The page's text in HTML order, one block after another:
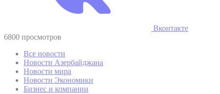
Вконтакте
6800 просмотров
Все новости
Новости Азербайджана
Новости мира
Новости Экономики
Бизнес и компании